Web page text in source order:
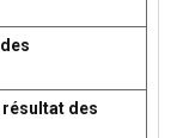
des